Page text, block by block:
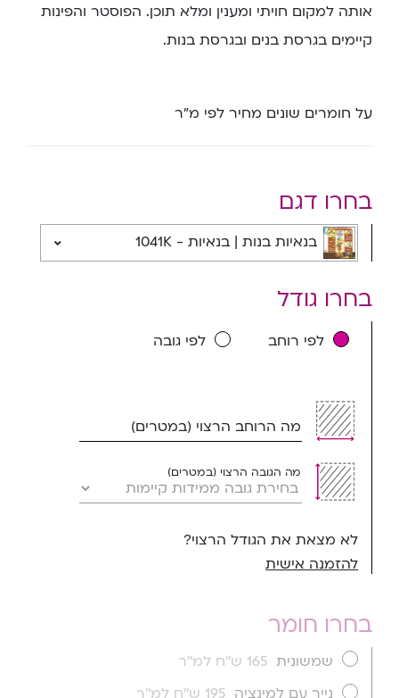
אותה למקום חויתי ומענין ומלא תוכן. הפוסטר והפינות
קיימים בגרסת בנים ובגרסת בנות.
על חומרים שונים מחיר לפי מ”ר
בחרו דגם
בנאיות בנות | בנאיות - 1041K
בחרו גודל
לפי רוחב לפי גובה
מה הרוחב הרצוי (במטרים)
מה הגובה הרצוי (במטרים)
לא מצאת את הגודל הרצוי?
להזמנה אישית
בחרו חומר
שמשונית 165 ש''ח למ''ר
נייר עם למינציה 195 ש''ח למ''ר